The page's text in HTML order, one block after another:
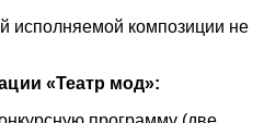
исполняемой композиции не
«Театр мод»: